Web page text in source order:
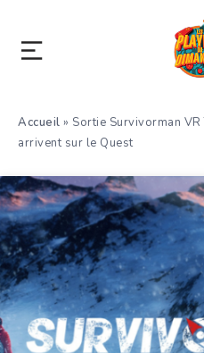
Accueil » Sortie Survivorman
arrivent sur le Quest